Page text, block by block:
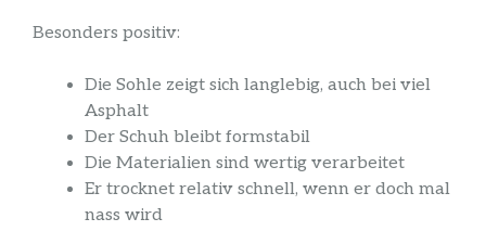
Besonders positiv:
Die Sohle zeigt sich langlebig, auch bei viel
Asphalt
Der Schuh bleibt formstabil
Die Materialien sind wertig verarbeitet
Er trocknet relativ schnell, wenn er doch mal
nass wird